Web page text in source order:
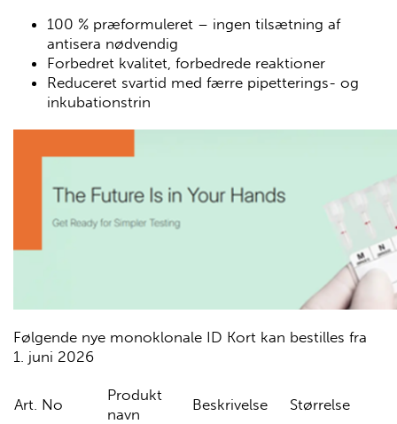
100 % præformuleret – ingen tilsætning af
antisera nødvendig
Forbedret kvalitet, forbedrede reaktioner
Reduceret svartid med færre pipetterings- og
inkubationstrin
Følgende nye monoklonale ID Kort kan bestilles fra
1. juni 2026
Art. No
Produkt
navn
Beskrivelse Størrelse